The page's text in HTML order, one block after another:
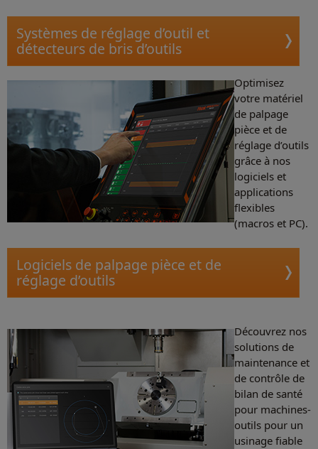
Systèmes de réglage d’outil et
détecteurs de bris d’outils
Optimisez
votre matériel
de palpage
pièce et de
réglage d’outils
grâce à nos
logiciels et
applications
flexibles
(macros et PC).
Logiciels de palpage pièce et de
réglage d’outils
Découvrez nos
solutions de
maintenance et
de contrôle de
bilan de santé
pour machines-
outils pour un
usinage fiable